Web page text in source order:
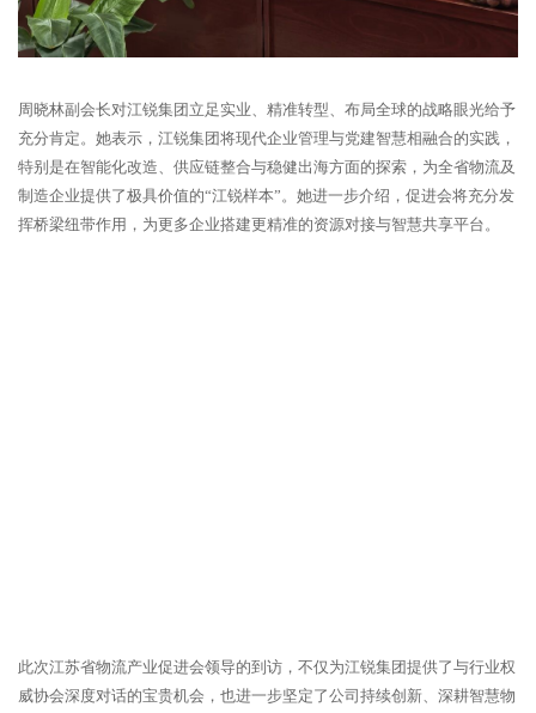
周晓林副会长对江锐集团立足实业、精准转型、布局全球的战略眼光给予
充分肯定。 她表示，江锐集团将现代企业管理与党建智慧相融合的实践，
特别是在智能化改造、供应链整合与稳健出海方面的探索，为全省物流及
制造企业提供了极具价值的“江锐样本”。她进一步介绍，促进会将充分发
挥桥梁纽带作用，为更多企业搭建更精准的资源对接与智慧共享平台。
此次江苏省物流产业促进会领导的到访，不仅为江锐集团提供了与行业权
威协会深度对话的宝贵机会，也进一步坚定了公司持续创新、深耕智慧物